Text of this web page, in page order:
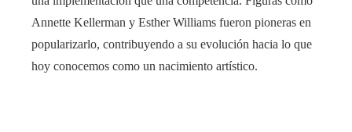
Annette Kellerman y Esther Williams fueron pioneras en
popularizarlo, contribuyendo a su evolución hacia lo que
hoy conocemos como un nacimiento artístico.